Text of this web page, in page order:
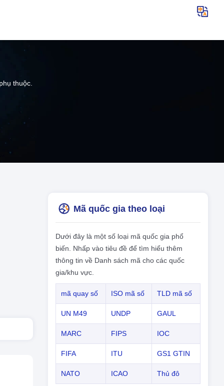
thuộc.
Mã quốc gia theo loại
Dưới đây là một số loại mã quốc gia phổ
biến. Nhấp vào tiêu đề để tìm hiểu thêm
thông tin về Danh sách mã cho các quốc
gia/khu vực.
mã quay số ISO mã số TLD mã số
UN M49 UNDP GAUL
MARC FIPS IOC
FIFA ITU GS1 GTIN
NATO ICAO Thủ đô